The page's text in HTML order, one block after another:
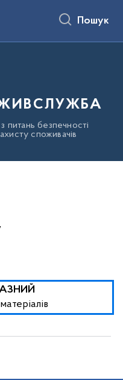
Пошук
питань безпечності
споживачів